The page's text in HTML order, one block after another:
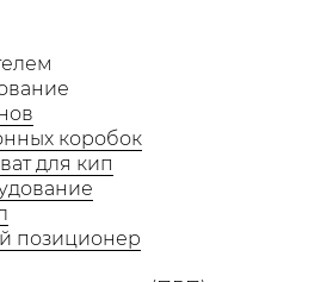
коробок
для кип
позиционер